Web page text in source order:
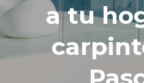
a tu